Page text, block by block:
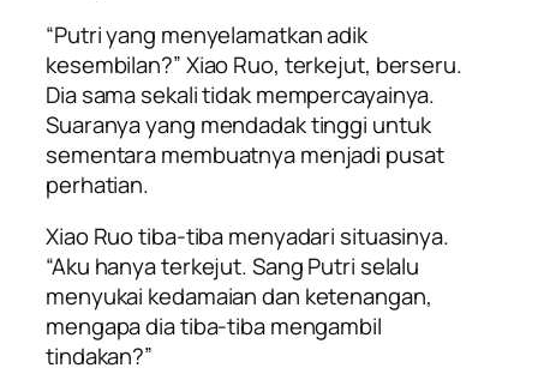
“Putri yang menyelamatkan adik
kesembilan?” Xiao Ruo, terkejut, berseru.
Dia sama sekali tidak mempercayainya.
Suaranya yang mendadak tinggi untuk
sementara membuatnya menjadi pusat
perhatian.
Xiao Ruo tiba-tiba menyadari situasinya.
“Aku hanya terkejut. Sang Putri selalu
menyukai kedamaian dan ketenangan,
mengapa dia tiba-tiba mengambil
tindakan?”